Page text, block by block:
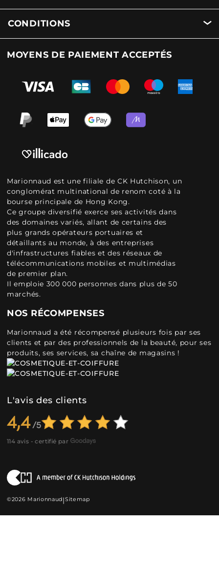
CONDITIONS
MOYENS DE PAIEMENT ACCEPTÉS
Marionnaud est une filiale de CK Hutchison, un
conglomérat multinational de renom coté à la
bourse principale de Hong Kong.
Ce groupe diversifié exerce ses activités dans
des domaines variés, allant de certains des
plus grands opérateurs portuaires et
détaillants au monde, à des entreprises
d'infrastructures fiables et des réseaux de
télécommunications mobiles et multimédias
de premier plan.
Il emploie 300 000 personnes dans plus de 50
marchés.
NOS RÉCOMPENSES
Marionnaud a été récompensé plusieurs fois par ses
clients et par des professionnels de la beauté, pour ses
produits, ses services, sa chaîne de magasins !
L'avis des clients
4,4
114 avis - certifié par
©2026 Marionnaud|Sitemap